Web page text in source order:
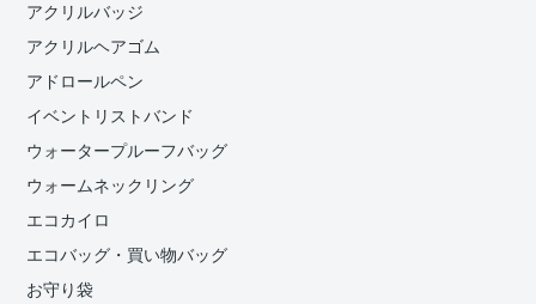
アクリルバッジ
アクリルヘアゴム
アドロールペン
イベントリストバンド
ウォータープルーフバッグ
ウォームネックリング
エコカイロ
エコバッグ・買い物バッグ
お守り袋